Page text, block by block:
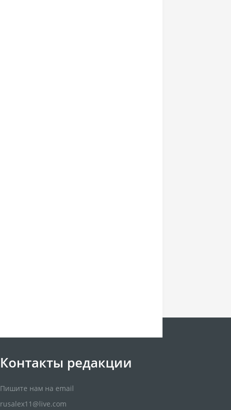
Контакты редакции
Пишите нам на email
rusalex11@live.com